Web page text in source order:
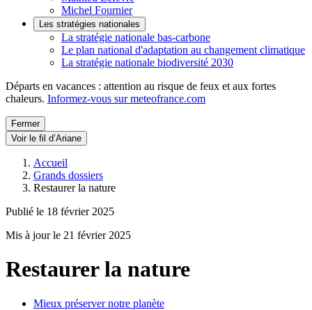
Michel Fournier
Les stratégies nationales
La stratégie nationale bas-carbone
Le plan national d'adaptation au changement climatique
La stratégie nationale biodiversité 2030
Départs en vacances : attention au risque de feux et aux fortes
chaleurs. Informez-vous sur meteofrance.com
Fermer
Voir le fil d’Ariane
Accueil
Grands dossiers
Restaurer la nature
Publié le 18 février 2025
Mis à jour le 21 février 2025
Restaurer la nature
Mieux préserver notre planète